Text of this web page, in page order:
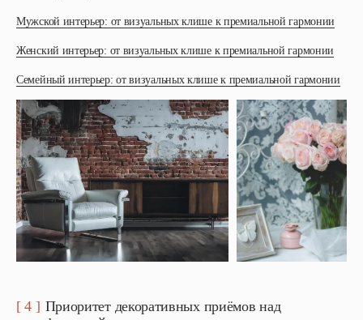
Мужской интерьер: от визуальных клише к премиальной гармонии
Женский интерьер: от визуальных клише к премиальной гармонии
Семейный интерьер: от визуальных клише к премиальной гармонии
[ 4 ] Приоритет декоративных приёмов над